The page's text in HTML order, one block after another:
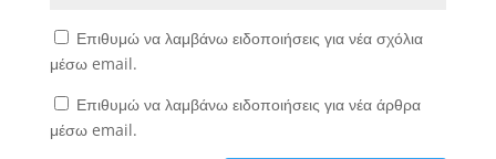
Επιθυμώ να λαμβάνω ειδοποιήσεις για νέα σχόλια
μέσω email.
Επιθυμώ να λαμβάνω ειδοποιήσεις για νέα άρθρα
μέσω email.